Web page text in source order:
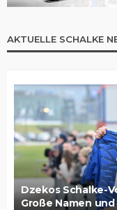
AKTUELLE SCHALKE
Dzekos Schalke-
Große Namen